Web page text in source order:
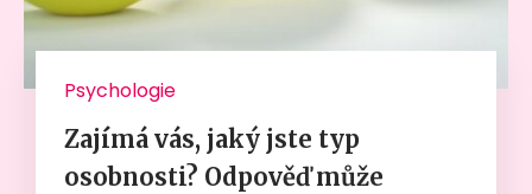
Psychologie
Zajímá vás, jaký jste typ
osobnosti? Odpověď může